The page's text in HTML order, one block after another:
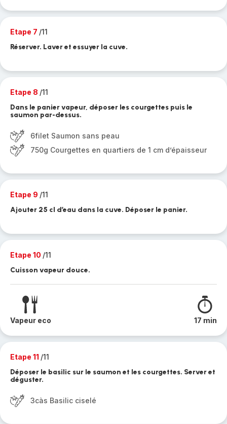
Etape 7 /11
Réserver. Laver et essuyer la cuve.
Etape 8 /11
Dans le panier vapeur, déposer les courgettes puis le
saumon par-dessus.
6filet Saumon sans peau
750g Courgettes en quartiers de 1 cm d’épaisseur
Etape 9 /11
Ajouter 25 cl d’eau dans la cuve. Déposer le panier.
Etape 10 /11
Cuisson vapeur douce.
Vapeur eco 17 min
Etape 11 /11
Déposer le basilic sur le saumon et les courgettes. Server et
déguster.
3càs Basilic ciselé